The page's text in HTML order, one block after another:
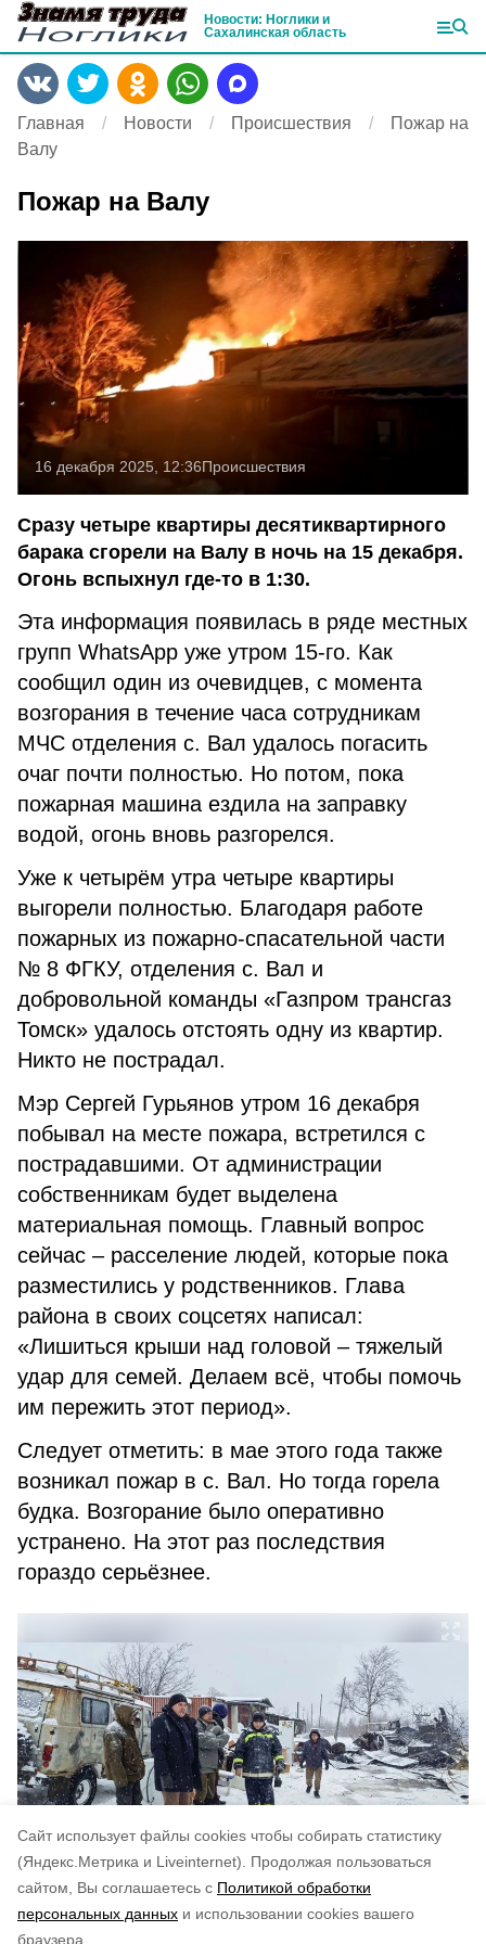
Cайт использует файлы cookies чтобы собирать статистику
(Яндекс.Метрика и Liveinternet).
Продолжая пользоваться
сайтом, Вы соглашаетесь с Политикой обработки
персональных данных и использовании cookies вашего
браузера.
Новости: Ноглики и
Сахалинская область
Главная Новости Происшествия
Пожар на
Валу
Пожар на Валу
16 декабря 2025, 12:36Происшествия
Сразу четыре квартиры десятиквартирного
барака сгорели на Валу в ночь на 15 декабря.
Огонь вспыхнул где-то в 1:30.
Эта информация появилась в ряде местных
групп WhatsApp уже утром 15-го. Как
сообщил один из очевидцев, с момента
возгорания в течение часа сотрудникам
МЧС отделения с. Вал удалось погасить
очаг почти полностью. Но потом, пока
пожарная машина ездила на заправку
водой, огонь вновь разгорелся.
Уже к четырём утра четыре квартиры
выгорели полностью. Благодаря работе
пожарных из пожарно-спасательной части
№ 8 ФГКУ, отделения с. Вал и
добровольной команды «Газпром трансгаз
Томск» удалось отстоять одну из квартир.
Никто не пострадал.
Мэр Сергей Гурьянов утром 16 декабря
побывал на месте пожара, встретился с
пострадавшими. От администрации
собственникам будет выделена
материальная помощь. Главный вопрос
сейчас – расселение людей, которые пока
разместились у родственников. Глава
района в своих соцсетях написал:
«Лишиться крыши над головой – тяжелый
удар для семей. Делаем всё, чтобы помочь
им пережить этот период».
Следует отметить: в мае этого года также
возникал пожар в с. Вал. Но тогда горела
будка. Возгорание было оперативно
устранено. На этот раз последствия
гораздо серьёзнее.
по оценке